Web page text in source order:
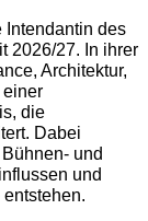
Intendantin des
2026/27. In ihrer
Architektur,
einer
die
Dabei
und
und